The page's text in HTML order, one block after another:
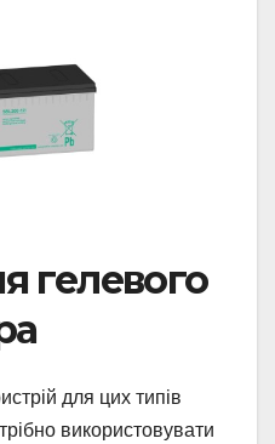
гелевого
для цих типів
використовувати